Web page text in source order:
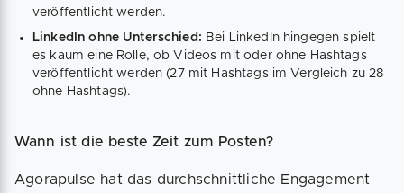
veröffentlicht werden.
LinkedIn ohne Unterschied: Bei LinkedIn hingegen spielt
es kaum eine Rolle, ob Videos mit oder ohne Hashtags
veröffentlicht werden (27 mit Hashtags im Vergleich zu 28
ohne Hashtags).
Wann ist die beste Zeit zum Posten?
Agorapulse hat das durchschnittliche Engagement